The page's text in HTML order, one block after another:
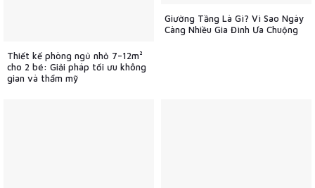
Thiết kế phòng ngủ nhỏ 7–12m²
cho 2 bé: Giải pháp tối ưu không
gian và thẩm mỹ
Giường Tầng Là Gì? Vì Sao Ngày
Càng Nhiều Gia Đình Ưa Chuộng